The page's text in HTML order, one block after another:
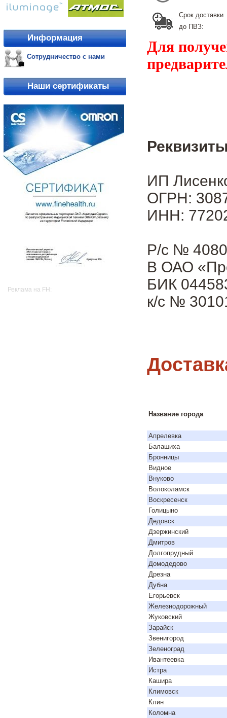
Информация
Сотрудничество с нами
Наши сертификаты
Реклама на FH:
Срок доставки
до ПВЗ:
Для
ИП
ОГРН:
ИНН:
Р/с №
В ОАО
БИК
к/с №
Название города
Апрелевка
Балашиха
Бронницы
Видное
Внуково
Волоколамск
Воскресенск
Голицыно
Дедовск
Дзержинский
Дмитров
Долгопрудный
Домодедово
Дрезна
Дубна
Егорьевск
Железнодорожный
Жуковский
Зарайск
Звенигород
Зеленоград
Ивантеевка
Истра
Кашира
Климовск
Клин
Коломна